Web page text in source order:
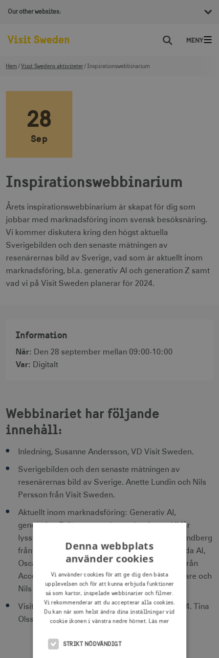
Our other websites:
Sök
Hem Visit Swedens aktiviteter Inspirationswebbinarium
28
Sep
Inspirationswebbinarium
Årets inspirationswebbinarium är skapat för dig som
jobbar med marknadsföring inom svensk besöksnäring.
Vi kommer diskutera kring den högst aktuella
Sverigebilden och den senaste mätningen av
resenärernas bild av Sverige, vad som är aktuellt inom
marknadsföring, bl.a. generativ AI och generation Z samt
vad vi på Visit Sweden planerar för 2024.
Information
När: Den 28 september mellan 09:00-10:00
Var: Digitalt
Webbinariet har följande
innehåll:
Inledning, Susanne Andersson, VD Visit Sweden.
Sverigebilden och den senaste mätningen av
resenärernas bild av Sverige. Anette Lundin och Nils
Persson från Visit Sweden.
Aktuellt inom marknadsföring: Generativ AI,
generation Z, förstapartsdata och privacy. Vi får
lyssna till Nora Svedmark från Google, Joel Sandberg
från GroupM/Nexus, Torkel Öhman från Amanda AI,
Oscar Svenfelt från TikTok, Lovisa Smedberg från
Acceleration, Mikael Christensson från Mindshare och
Nils Persson från Visit Sweden.
Visit Swedens aktiviteter och erbjudanden 2024. Tina
Olsson och Christina Steer från Visit Sweden.
Denna webbplats
använder cookies
Vi använder cookies för att ge dig den bästa
upplevelsen och för att kunna erbjuda funktioner
så som kartor, inspelade webbinarier och filmer.
Vi rekommenderar att du accepterar alla cookies.
Du kan när som helst ändra dina inställningar vid
cookie ikonen i vänstra nedre hörnet. Läs mer
STRIKT NÖDVÄNDIGT